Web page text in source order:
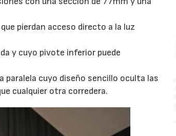
pierdan acceso directo a la luz
y cuyo pivote inferior puede
paralela cuyo diseño sencillo oculta las
cualquier otra corredera.